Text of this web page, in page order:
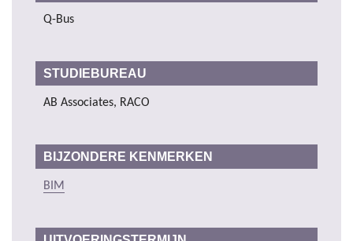
Q-Bus
STUDIEBUREAU
AB Associates, RACO
BIJZONDERE KENMERKEN
BIM